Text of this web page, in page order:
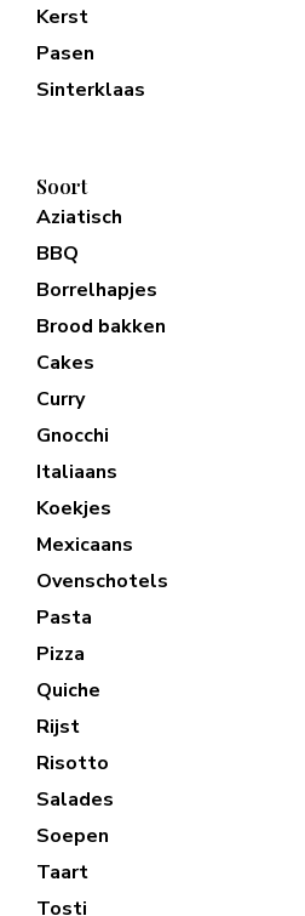
Kerst
Pasen
Sinterklaas
Soort
Aziatisch
BBQ
Borrelhapjes
Brood bakken
Cakes
Curry
Gnocchi
Italiaans
Koekjes
Mexicaans
Ovenschotels
Pasta
Pizza
Quiche
Rijst
Risotto
Salades
Soepen
Taart
Tosti